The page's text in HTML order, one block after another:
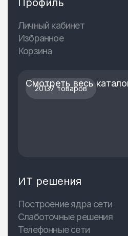
Профиль
Личный кабинет
Избранное
Корзина
20137 товаров
Смотреть весь
ИТ решения
Построение ядра сети
Слаботочные решения
Телефонные сети